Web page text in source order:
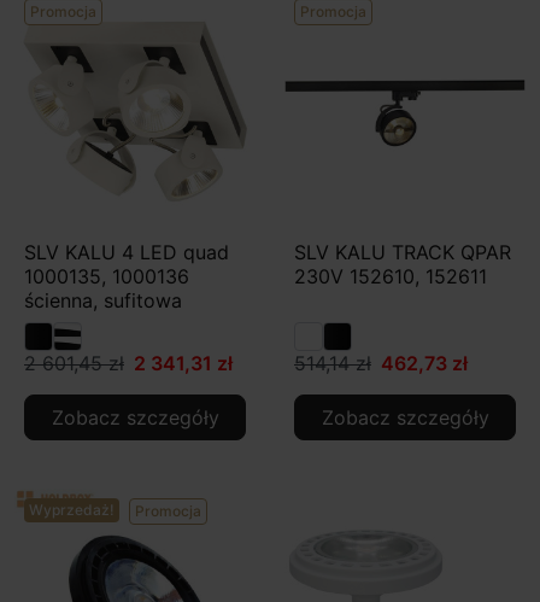
Promocja
SLV KALU 4 LED quad
1000135, 1000136
ścienna, sufitowa
2 601,45 zł 2 341,31 zł
Zobacz szczegóły
Promocja
SLV KALU TRACK QPAR
230V 152610, 152611
514,14 zł 462,73 zł
Zobacz szczegóły
Wyprzedaż! Promocja